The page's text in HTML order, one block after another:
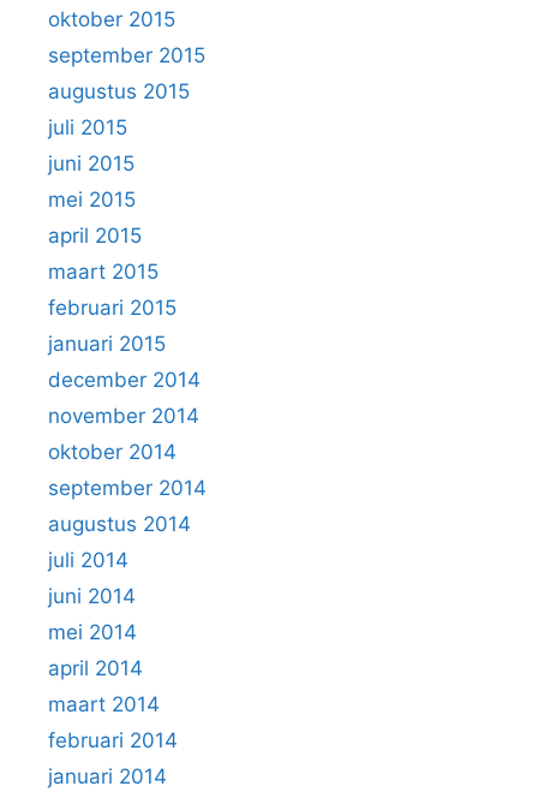
oktober 2015
september 2015
augustus 2015
juli 2015
juni 2015
mei 2015
april 2015
maart 2015
februari 2015
januari 2015
december 2014
november 2014
oktober 2014
september 2014
augustus 2014
juli 2014
juni 2014
mei 2014
april 2014
maart 2014
februari 2014
januari 2014